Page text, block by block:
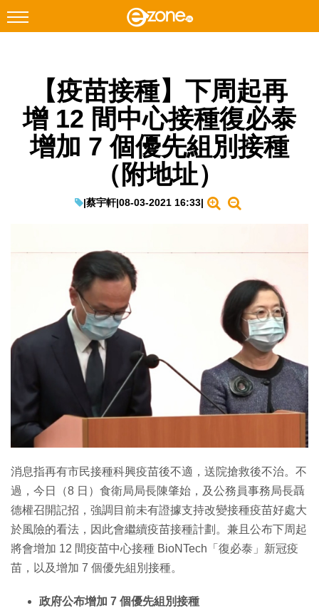
Facebook Instagram
科技焦點
網絡生活
IT Times
生成式AI與雲端應用
Enterprise Digital Transformation
特集
【疫苗接種】下周起再
增 12 間中心接種復必泰
增加 7 個優先組別接種
（附地址）
|蔡宇軒|08-03-2021 16:33|
消息指再有市民接種科興疫苗後不適，送院搶救後不治。不
過，今日（8 日）食衛局局長陳肇始，及公務員事務局長聶
德權召開記招，強調目前未有證據支持改變接種疫苗好處大
於風險的看法，因此會繼續疫苗接種計劃。兼且公布下周起
將會增加 12 間疫苗中心接種 BioNTech「復必泰」新冠疫
苗，以及增加 7 個優先組別接種。
政府公布增加 7 個優先組別接種